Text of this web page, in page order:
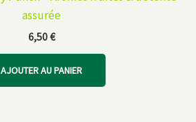
assurée
6,50€
AJOUTER AU PANIER